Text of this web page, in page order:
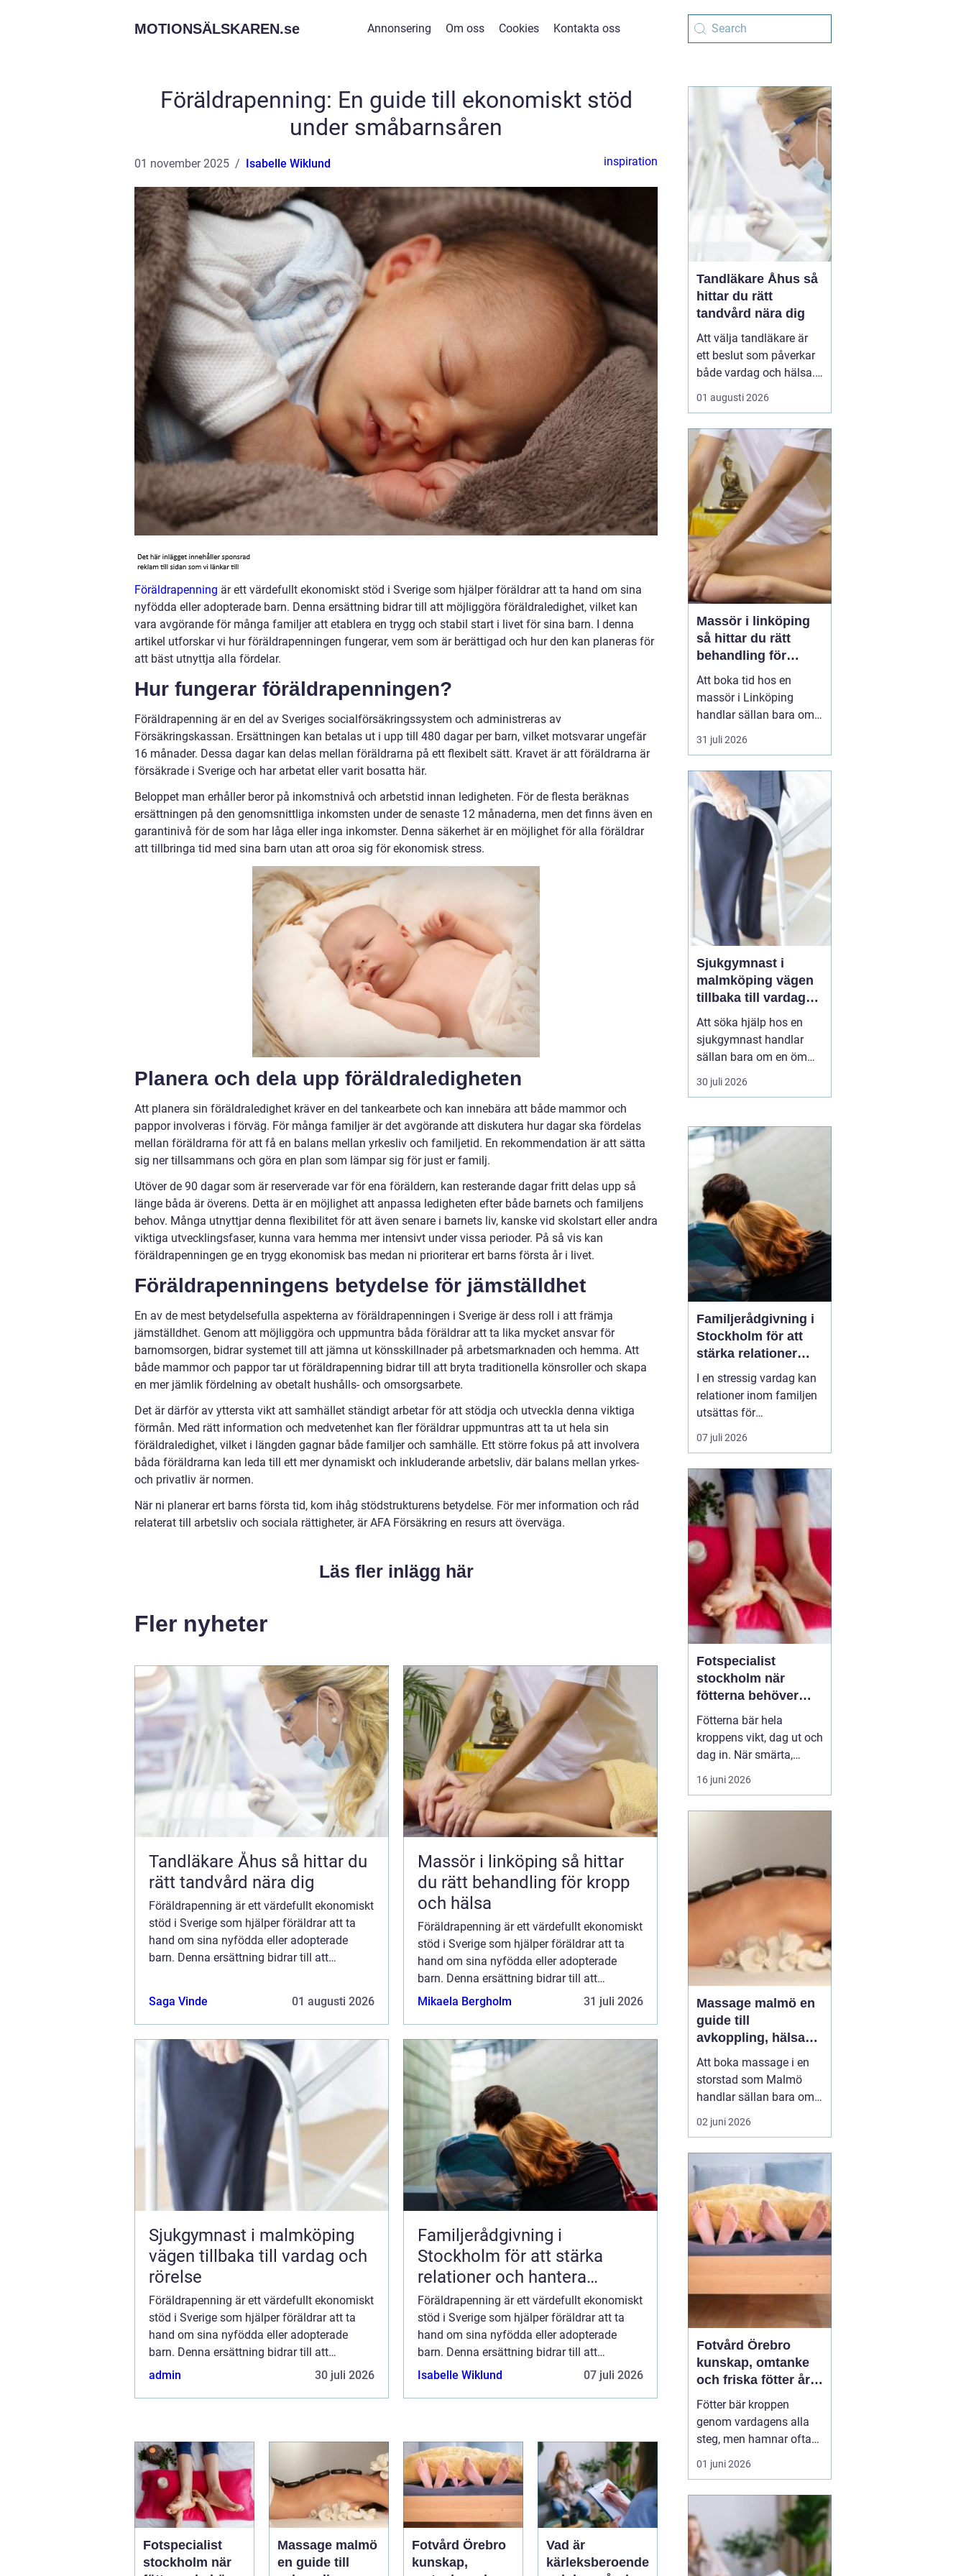
MOTIONSÄLSKAREN.se Annonsering Om oss Cookies Kontakta oss
Föräldrapenning: En guide till ekonomiskt stöd
under småbarnsåren
01 november 2025 Isabelle Wiklund inspiration
Föräldrapenning är ett värdefullt ekonomiskt stöd i Sverige som hjälper föräldrar att ta hand om sina
nyfödda eller adopterade barn. Denna ersättning bidrar till att möjliggöra föräldraledighet, vilket kan
vara avgörande för många familjer att etablera en trygg och stabil start i livet för sina barn. I denna
artikel utforskar vi hur föräldrapenningen fungerar, vem som är berättigad och hur den kan planeras för
att bäst utnyttja alla fördelar.
Hur fungerar föräldrapenningen?
Föräldrapenning är en del av Sveriges socialförsäkringssystem och administreras av
Försäkringskassan. Ersättningen kan betalas ut i upp till 480 dagar per barn, vilket motsvarar ungefär
16 månader. Dessa dagar kan delas mellan föräldrarna på ett flexibelt sätt. Kravet är att föräldrarna är
försäkrade i Sverige och har arbetat eller varit bosatta här.
Beloppet man erhåller beror på inkomstnivå och arbetstid innan ledigheten. För de flesta beräknas
ersättningen på den genomsnittliga inkomsten under de senaste 12 månaderna, men det finns även en
garantinivå för de som har låga eller inga inkomster. Denna säkerhet är en möjlighet för alla föräldrar
att tillbringa tid med sina barn utan att oroa sig för ekonomisk stress.
Planera och dela upp föräldraledigheten
Att planera sin föräldraledighet kräver en del tankearbete och kan innebära att både mammor och
pappor involveras i förväg. För många familjer är det avgörande att diskutera hur dagar ska fördelas
mellan föräldrarna för att få en balans mellan yrkesliv och familjetid. En rekommendation är att sätta
sig ner tillsammans och göra en plan som lämpar sig för just er familj.
Utöver de 90 dagar som är reserverade var för ena föräldern, kan resterande dagar fritt delas upp så
länge båda är överens. Detta är en möjlighet att anpassa ledigheten efter både barnets och familjens
behov. Många utnyttjar denna flexibilitet för att även senare i barnets liv, kanske vid skolstart eller andra
viktiga utvecklingsfaser, kunna vara hemma mer intensivt under vissa perioder. På så vis kan
föräldrapenningen ge en trygg ekonomisk bas medan ni prioriterar ert barns första år i livet.
Föräldrapenningens betydelse för jämställdhet
En av de mest betydelsefulla aspekterna av föräldrapenningen i Sverige är dess roll i att främja
jämställdhet. Genom att möjliggöra och uppmuntra båda föräldrar att ta lika mycket ansvar för
barnomsorgen, bidrar systemet till att jämna ut könsskillnader på arbetsmarknaden och hemma. Att
både mammor och pappor tar ut föräldrapenning bidrar till att bryta traditionella könsroller och skapa
en mer jämlik fördelning av obetalt hushålls- och omsorgsarbete.
Det är därför av yttersta vikt att samhället ständigt arbetar för att stödja och utveckla denna viktiga
förmån. Med rätt information och medvetenhet kan fler föräldrar uppmuntras att ta ut hela sin
föräldraledighet, vilket i längden gagnar både familjer och samhälle. Ett större fokus på att involvera
båda föräldrarna kan leda till ett mer dynamiskt och inkluderande arbetsliv, där balans mellan yrkes-
och privatliv är normen.
När ni planerar ert barns första tid, kom ihåg stödstrukturens betydelse. För mer information och råd
relaterat till arbetsliv och sociala rättigheter, är AFA Försäkring en resurs att överväga.
Läs fler inlägg här
Fler nyheter
Tandläkare Åhus så hittar du
rätt tandvård nära dig
Föräldrapenning är ett värdefullt ekonomiskt
stöd i Sverige som hjälper föräldrar att ta
hand om sina nyfödda eller adopterade
barn. Denna ersättning bidrar till att
Saga Vinde
01 augusti 2026
Massör i linköping så hittar
du rätt behandling för kropp
och hälsa
Föräldrapenning är ett värdefullt ekonomiskt
stöd i Sverige som hjälper föräldrar att ta
hand om sina nyfödda eller adopterade
barn. Denna ersättning bidrar till att
möjliggöra förä...
Mikaela Bergholm 31 juli 2026
Sjukgymnast i malmköping
vägen tillbaka till vardag och
rörelse
Föräldrapenning är ett värdefullt ekonomiskt
stöd i Sverige som hjälper föräldrar att ta
hand om sina nyfödda eller adopterade
barn. Denna ersättning bidrar till att
möjliggöra förä...
admin 30 juli 2026
Familjerådgivning i
Stockholm för att stärka
relationer och hantera
utmaningar
Föräldrapenning är ett värdefullt ekonomiskt
stöd i Sverige som hjälper föräldrar att ta
hand om sina nyfödda eller adopterade
barn. Denna ersättning bidrar till att
möjliggöra förä...
Isabelle Wiklund 07 juli 2026
Fotspecialist
stockholm när
Massage malmö
en guide till
Fotvård Örebro
kunskap,
Vad är
kärleksberoende
Tandläkare Åhus så
hittar du rätt
tandvård nära dig
Att välja tandläkare är
ett beslut som påverkar
både vardag och hälsa.
Den som söker
tandläkare åhus
som lagar hål. En trygg
kontakt, rimliga
väntetider och en lugn
miljö ...
01 augusti 2026
Massör i linköping
så hittar du rätt
behandling för
kropp och hälsa
Att boka tid hos en
massör i Linköping
handlar sällan bara om
att unna sig något skönt.
För många är massage
vardagen för att orka
arbeta, träna och leva ett
aktivt liv utan ständig
värk. En genomtänkt
massage kan minska
spänningar...
31 juli 2026
Sjukgymnast i
malmköping vägen
tillbaka till vardag
och rörelse
Att söka hjälp hos en
sjukgymnast handlar
sällan bara om en öm
muskel eller en stel
nacke. För många
kunna arbeta, orka med
vardagen, fortsätta med
sin idrott eller behålla
självständighet efter en
skada eller sjukdom. I en
mindre ...
30 juli 2026
Familjerådgivning i
Stockholm för att
stärka relationer
och hantera
utmaningar
I en stressig vardag kan
relationer inom familjen
utsättas för
påfrestningar och
konflikter.
Stockholm erbjuder stöd
och verktyg för a...
07 juli 2026
Fotspecialist
stockholm när
fötterna behöver
mer än vila
Fötterna bär hela
kroppens vikt, dag ut och
dag in. När smärta,
stelhet eller
felställningar uppstår
väntar länge innan de
söker hjälp, trots att tidig
utre...
16 juni 2026
Massage malmö en
guide till
avkoppling, hälsa
och välmående
Att boka massage i en
storstad som Malmö
handlar sällan bara om
lyx. För många är det ett
sätt att hantera
långvarig smärta eller
stress som aldrig verkar
ge med sig. Samtidigt
växer intresset för både
klassisk svensk
massage och...
02 juni 2026
Fotvård Örebro
kunskap, omtanke
och friska fötter året
runt
Fötter bär kroppen
genom vardagens alla
steg, men hamnar ofta
längst ner på
prioriteringslistan.
när problemen redan gör
ont, skaver eller
begränsar vardagen.
Medgenomtänkt fotvård
01 juni 2026